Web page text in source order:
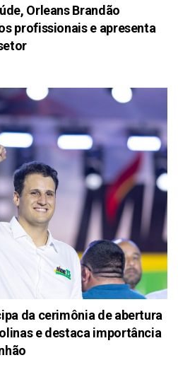
Orleans Brandão
profissionais e apresenta
da cerimônia de abertura
e destaca importância